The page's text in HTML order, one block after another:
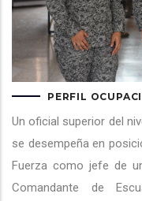
PERFIL
Un oficial superior del
se desempeña en
Fuerza como jefe de
Comandante de